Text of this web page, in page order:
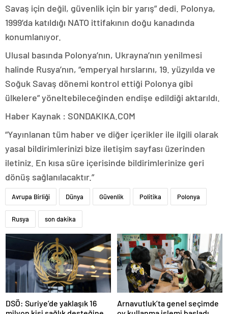
Savaş için değil, güvenlik için bir yarış” dedi. Polonya,
1999’da katıldığı NATO ittifakının doğu kanadında
konumlanıyor.
Ulusal basında Polonya’nın, Ukrayna’nın yenilmesi
halinde Rusya’nın, “emperyal hırslarını, 19. yüzyılda ve
Soğuk Savaş dönemi kontrol ettiği Polonya gibi
ülkelere” yöneltebileceğinden endişe edildiği aktarıldı.
Haber Kaynak : SONDAKIKA.COM
“Yayınlanan tüm haber ve diğer içerikler ile ilgili olarak
yasal bildirimlerinizi bize iletişim sayfası üzerinden
iletiniz. En kısa süre içerisinde bildirimlerinize geri
dönüş sağlanılacaktır.”
Avrupa Birliği Dünya Güvenlik Politika Polonya
Rusya son dakika
DSÖ: Suriye’de yaklaşık 16
Arnavutluk’ta genel seçimde